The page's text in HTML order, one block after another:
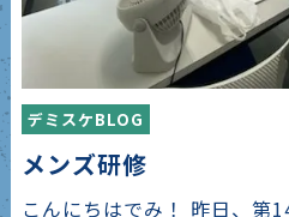
デミスケBLOG
メンズ研修
こんにちはでみ！ 昨日、第